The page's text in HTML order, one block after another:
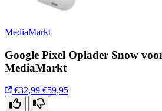
MediaMarkt
Google Pixel Oplader Snow
MediaMarkt
€32,99 €59,95